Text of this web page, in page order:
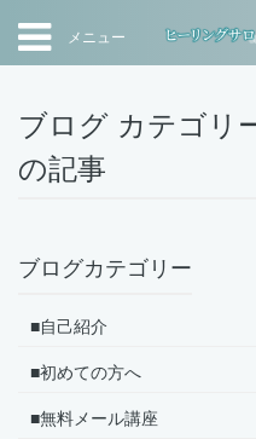
メニュー
ブログ カテゴリ
の記事
ブログカテゴリー
■自己紹介
■初めての方へ
■無料メール講座